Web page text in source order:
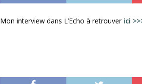
Mon interview dans L’Echo à retrouver ici